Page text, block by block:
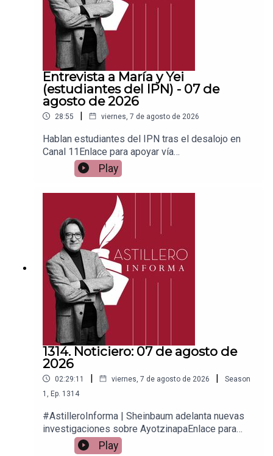
Entrevista a María y Yei
(estudiantes del IPN) - 07 de
agosto de 2026
28:55 | viernes, 7 de agosto de 2026
Hablan estudiantes del IPN tras el desalojo en
Canal 11Enlace para apoyar vía
Patreon:https://www.patreon.com/julioastilleroEnl
ace para hacer donaciones vía
a para hacer transferencias a cuenta BBVA a
nombre de Julio Hernández López:
1539408017CLABE: 012 320 01539408017
2Tienda:https://julioastillerotienda.com/
Play
1314. Noticiero: 07 de agosto de
2026
02:29:11 | viernes, 7 de agosto de 2026 |
Season
1
Ep. 1314
#AstilleroInforma | Sheinbaum adelanta nuevas
investigaciones sobre AyotzinapaEnlace para
apoyar vía
Play